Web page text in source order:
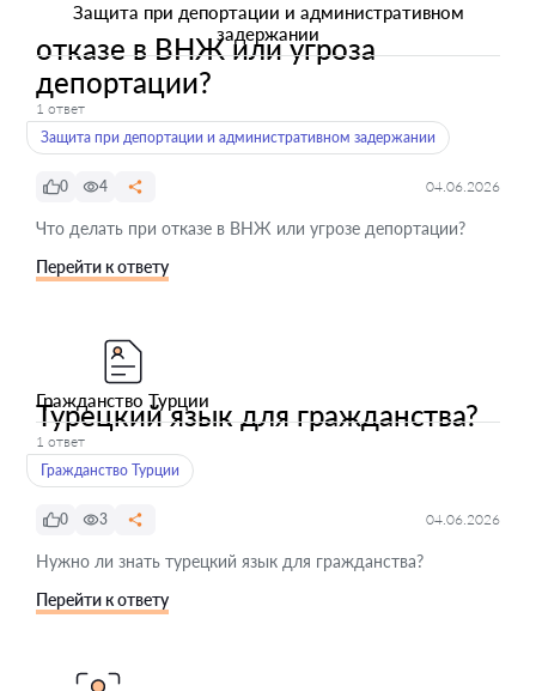
Защита при депортации и административном
задержании
отказе в ВНЖ или угроза
депортации?
1 ответ
Защита при депортации и административном задержании
0 4 04.06.2026
Что делать при отказе в ВНЖ или угрозе депортации?
Перейти к ответу
Гражданство Турции
Турецкий язык для гражданства?
1 ответ
Гражданство Турции
0 3 04.06.2026
Нужно ли знать турецкий язык для гражданства?
Перейти к ответу